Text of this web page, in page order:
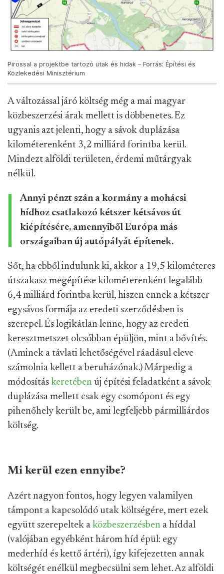
Pirossal a projektbe tartozó utak és hidak – Forrás: Építési és
Közlekedési Minisztérium
A változással járó költség még a mai magyar
közbeszerzési árak mellett is döbbenetes. Ez
ugyanis azt jelenti, hogy a sávok duplázása
kilométerenként 3,2 milliárd forintba kerül.
Mindezt alföldi területen, érdemi műtárgyak
nélkül.
Annyi pénzt szán a kormány a mohácsi
hídhoz csatlakozó kétszer kétsávos út
kiépítésére, amennyiből Európa más
országaiban új autópályát építenek.
Sőt, ha ebből indulunk ki, akkor a 19,5 kilométeres
útszakasz megépítése kilométerenként legalább
6,4 milliárd forintba kerül, hiszen ennek a kétszer
egysávos formája az eredeti szerződésben is
szerepel. És logikátlan lenne, hogy az eredeti
keresztmetszet olcsóbban épüljön, mint a bővítés.
(Aminek a távlati lehetőségével ráadásul eleve
számolnia kellett a beruházónak.) Márpedig a
módosítás keretében új építési feladatként a sávok
duplázása mellett csak egy csomópont és egy
pihenőhely került be, ami legfeljebb pármilliárdos
költség.
Mi kerül ezen ennyibe?
Azért nagyon fontos, hogy legyen valamilyen
támpont a kapcsolódó utak költségére, mert ezek
együtt szerepeltek a közbeszerzésben a híddal
(valójában egyébként három híd épül: egy
mederhíd és kettő ártéri), így kifejezetten annak
költségét enélkül megbecsülni sem lehet. Az alföldi